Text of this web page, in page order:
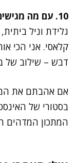
10. עם מה מגישים את העוגה?
גלידת וניל
קלאסי. אני הכי
דבש – שילוב של
אם אהבתם את
בסטורי של
המתכון המדהים